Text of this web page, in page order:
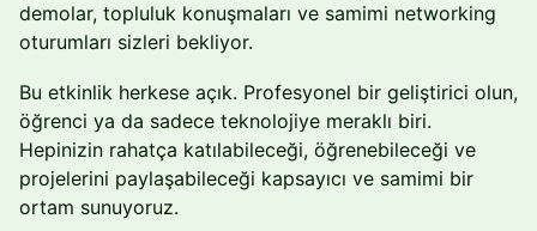
demolar, topluluk konuşmaları ve samimi networking
oturumları sizleri bekliyor.
Bu etkinlik herkese açık. Profesyonel bir geliştirici olun,
öğrenci ya da sadece teknolojiye meraklı biri.
Hepinizin rahatça katılabileceği, öğrenebileceği ve
projelerini paylaşabileceği kapsayıcı ve samimi bir
ortam sunuyoruz.